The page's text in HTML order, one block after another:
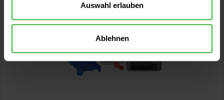
Auswahl erlauben
Ablehnen